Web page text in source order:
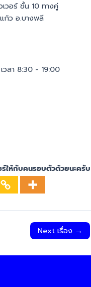
เวอร์ ชั้น 10 ทางคู่
ก้ว อ.บางพลี
ลา 8:30 - 19:00
ร์ให้กับคนรอบตัวด้วยนะครับ
Next เรื่อง →